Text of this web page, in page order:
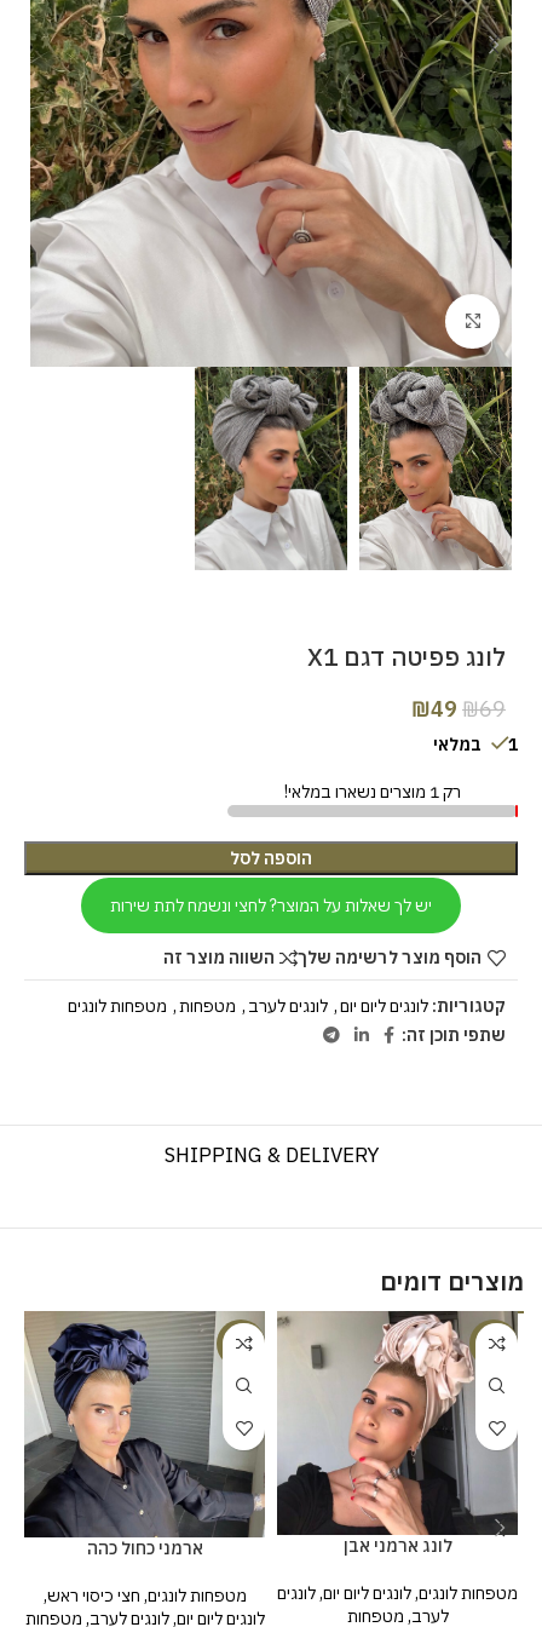
Click to enlarge
לונג פפיטה דגם X1
₪69
₪49
1 במלאי
רק 1 מוצרים נשארו במלאי!
הוספה לסל
יש לך שאלות על המוצר? לחצי ונשמח לתת שירות
הוסף מוצר לרשימה שלך השווה מוצר זה
קטגוריות: לונגים ליום יום, לונגים לערב , מטפחות, מטפחות לונגים
שתפי תוכן זה:
SHIPPING & DELIVERY
מוצרים דומים
-20%
לונג ארמני אבן
מטפחות לונגים,לונגים ליום יום,לונגים
לערב, מטפחות
-20%
ארמני כחול כהה
מטפחות לונגים, חצי כיסוי ראש,
לונגים ליום יום,לונגים לערב, מטפחות